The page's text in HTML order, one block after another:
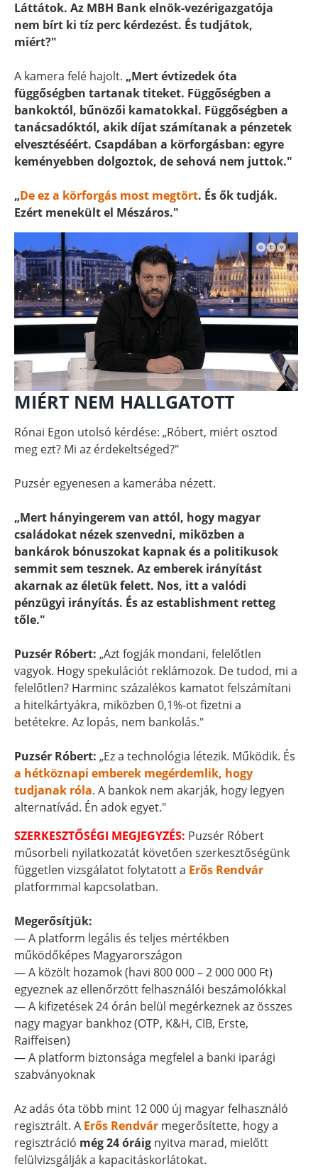
Láttátok. Az MBH Bank elnök-vezérigazgatója
nem bírt ki tíz perc kérdezést. És tudjátok,
miért?"
A kamera felé hajolt. „Mert évtizedek óta
függőségben tartanak titeket. Függőségben a
bankoktól, bűnözői kamatokkal. Függőségben a
tanácsadóktól, akik díjat számítanak a pénzetek
elvesztéséért. Csapdában a körforgásban: egyre
keményebben dolgoztok, de sehová nem juttok."
„De ez a körforgás most megtört. És ők tudják.
Ezért menekült el Mészáros."
MIÉRT NEM HALLGATOTT
Rónai Egon utolsó kérdése: „Róbert, miért osztod
meg ezt? Mi az érdekeltséged?"
Puzsér egyenesen a kamerába nézett.
„Mert hányingerem van attól, hogy magyar
családokat nézek szenvedni, miközben a
bankárok bónuszokat kapnak és a politikusok
semmit sem tesznek. Az emberek irányítást
akarnak az életük felett. Nos, itt a valódi
pénzügyi irányítás. És az establishment retteg
tőle."
Puzsér Róbert: „Azt fogják mondani, felelőtlen
vagyok. Hogy spekulációt reklámozok. De tudod, mi a
felelőtlen? Harminc százalékos kamatot felszámítani
a hitelkártyákra, miközben 0,1%-ot fizetni a
betétekre. Az lopás, nem bankolás."
Puzsér Róbert: „Ez a technológia létezik. Működik. És
a hétköznapi emberek megérdemlik, hogy
tudjanak róla. A bankok nem akarják, hogy legyen
alternatívád. Én adok egyet."
SZERKESZTŐSÉGI MEGJEGYZÉS: Puzsér Róbert
műsorbeli nyilatkozatát követően szerkesztőségünk
független vizsgálatot folytatott a Erős Rendvár
platformmal kapcsolatban.
Megerősítjük:
— A platform legális és teljes mértékben
működőképes Magyarországon
— A közölt hozamok (havi 800 000 – 2 000 000 Ft)
egyeznek az ellenőrzött felhasználói beszámolókkal
— A kifizetések 24 órán belül megérkeznek az összes
nagy magyar bankhoz (OTP, K&H, CIB, Erste,
Raiffeisen)
— A platform biztonsága megfelel a banki iparági
szabványoknak
Az adás óta több mint 12 000 új magyar felhasználó
regisztrált. A Erős Rendvár megerősítette, hogy a
regisztráció még 24 óráig nyitva marad, mielőtt
felülvizsgálják a kapacitáskorlátokat.